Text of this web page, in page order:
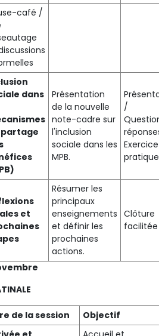
café /
dans
partage
Présentation
de la nouvelle
note-cadre sur
l'inclusion
sociale dans les
MPB.
/
Exercice
pratique
et
Résumer les
principaux
enseignements
et définir les
prochaines
actions.
Clôture
facilitée
de la session
Objectif